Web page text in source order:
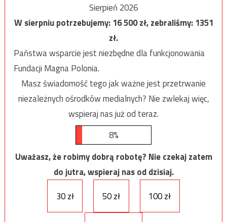
Sierpień 2026
W sierpniu potrzebujemy:16 500zł, zebraliśmy:1351
zł.
Państwa wsparcie jest niezbędne dla funkcjonowania
Fundacji Magna Polonia.
Masz świadomość tego jak ważne jest przetrwanie
niezależnych ośrodków medialnych? Nie zwlekaj więc,
wspieraj nas już od teraz.
8%
Uważasz, że robimy dobrą robotę? Nie czekaj zatem
do jutra, wspieraj nas od dzisiaj.
30 zł
50 zł 100 zł